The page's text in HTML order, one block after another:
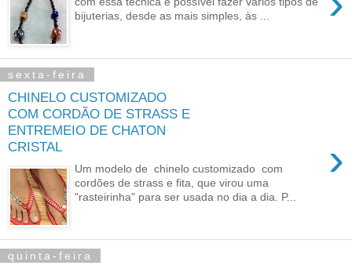
bijuterias, desde as mais simples, às ...
sexta-feira
CHINELO CUSTOMIZADO
COM CORDÃO DE STRASS E
ENTREMEIO DE CHATON
CRISTAL
›
Um modelo de chinelo customizado com
cordões de strass e fita, que virou uma
"rasteirinha" para ser usada no dia a dia. P...
quinta-feira